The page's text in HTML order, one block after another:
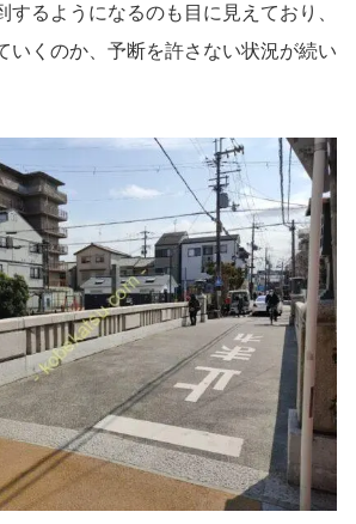
するようになるのも目に見えており、
いくのか、予断を許さない状況が続い